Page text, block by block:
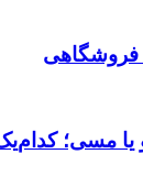
فروشگاهی
یا مسی؛